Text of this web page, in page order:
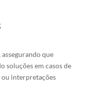
que
soluções em casos de
ou interpretações
soluções
abusivas